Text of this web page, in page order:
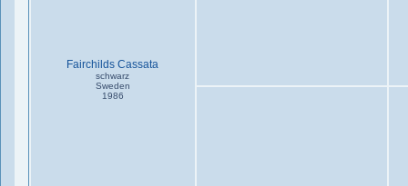
Fairchilds Cassata
schwarz
Sweden
1986